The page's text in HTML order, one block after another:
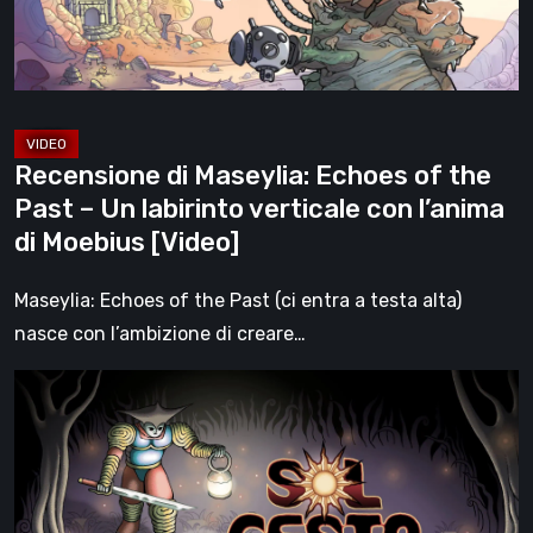
Past
–
Un
verticale
con
l’anima
di
Recensione di Maseylia: Echoes of the
Past – Un labirinto verticale con l’anima
di Moebius [Video]
Maseylia: Echoes of the Past (ci entra a testa alta)
nasce con l’ambizione di creare…
Cesto
Recensione:
la